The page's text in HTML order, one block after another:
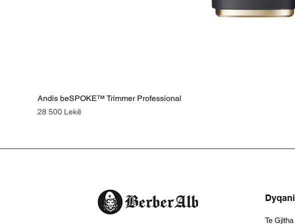
Andis beSPOKE™ Trimmer Professional
Price
28 500 Lekë
Dyqani
Te Gjitha